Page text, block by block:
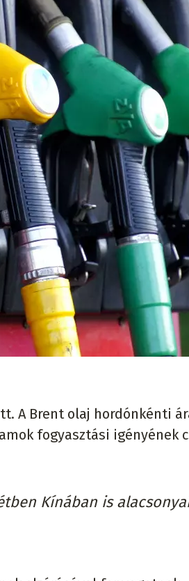
A Brent olaj hordónkénti
fogyasztási igényének
Kínában is